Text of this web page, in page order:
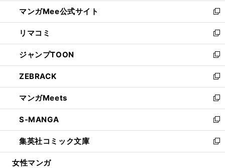
く
ド
ウ
で
開
く
ウ
ィ
ン
ド
ウ
で
開
く
し
い
ウ
ィ
ン
ド
ウ
で
開
く
マンガMee公式サイト
新
し
い
ウ
ィ
ン
ド
ウ
で
開
く
リマコミ
新
し
い
ウ
ィ
ン
ド
ウ
で
開
く
ジャンプTOON
新
し
い
ウ
ィ
ン
ド
ウ
で
開
ZEBRACK
新
し
い
ウ
ィ
ン
ド
ウ
マンガMeets
新
し
い
ウ
ィ
ン
S-MANGA
新
し
い
ウ
集英社コミック文庫
新
し
女性マンガ